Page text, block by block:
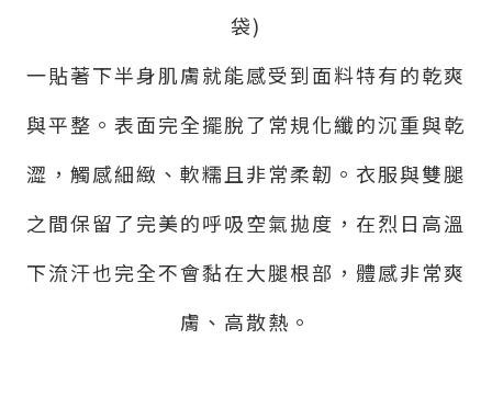
袋)
一貼著下半身肌膚就能感受到面料特有的乾爽
與平整。表面完全擺脫了常規化纖的沉重與乾
澀，觸感細緻、軟糯且非常柔韌。衣服與雙腿
之間保留了完美的呼吸空氣拋度，在烈日高溫
下流汗也完全不會黏在大腿根部，體感非常爽
膚、高散熱。